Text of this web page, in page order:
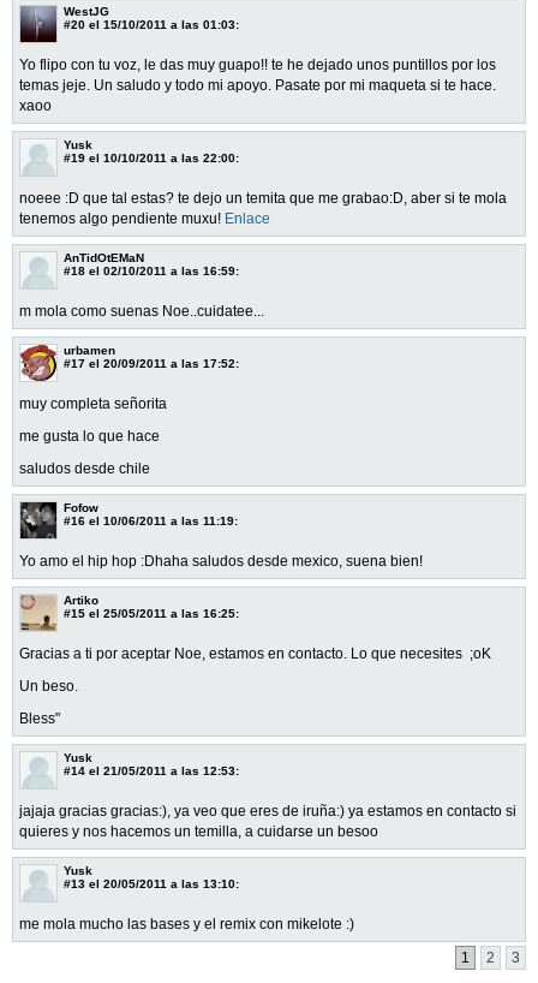
WestJG
#20 el 15/10/2011 a las 01:03:
Yo flipo con tu voz, le das muy guapo!! te he dejado unos puntillos por los
temas jeje. Un saludo y todo mi apoyo. Pasate por mi maqueta si te hace.
xaoo
Yusk
#19 el 10/10/2011 a las 22:00:
noeee :D que tal estas? te dejo un temita que me grabao:D, aber si te mola
tenemos algo pendiente muxu! Enlace
AnTidOtEMaN
#18 el 02/10/2011 a las 16:59:
m mola como suenas Noe..cuidatee...
urbamen
#17 el 20/09/2011 a las 17:52:
muy completa señorita
me gusta lo que hace
saludos desde chile
Fofow
#16 el 10/06/2011 a las 11:19:
Yo amo el hip hop :Dhaha saludos desde mexico, suena bien!
Artiko
#15 el 25/05/2011 a las 16:25:
Gracias a ti por aceptar Noe, estamos en contacto. Lo que necesites ;oK
Un beso.
Bless"
Yusk
#14 el 21/05/2011 a las 12:53:
jajaja gracias gracias:), ya veo que eres de iruña:) ya estamos en contacto si
quieres y nos hacemos un temilla, a cuidarse un besoo
Yusk
#13 el 20/05/2011 a las 13:10:
me mola mucho las bases y el remix con mikelote :)
1
2 3